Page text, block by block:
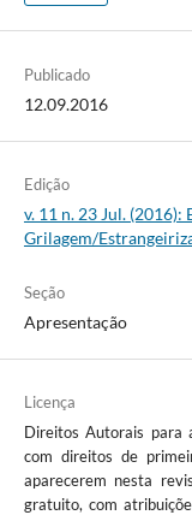
Publicado
12.09.2016
Edição
v. 11 n. 23 Jul. (2016):
Grilagem/
Seção
Apresentação
Licença
Direitos Autorais para
com direitos de
aparecerem nesta
gratuito, com